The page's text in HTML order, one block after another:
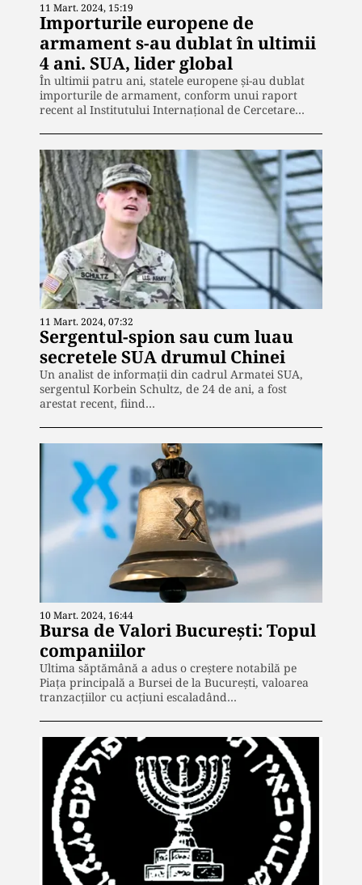
11 Mart. 2024, 15:19
Importurile europene de
armament s-au dublat în ultimii
4 ani. SUA, lider global
În ultimii patru ani, statele europene și-au dublat
importurile de armament, conform unui raport
recent al Institutului Internațional de Cercetare…
11 Mart. 2024, 07:32
Sergentul-spion sau cum luau
secretele SUA drumul Chinei
Un analist de informații din cadrul Armatei SUA,
sergentul Korbein Schultz, de 24 de ani, a fost
arestat recent, fiind…
10 Mart. 2024, 16:44
Bursa de Valori București: Topul
companiilor
Ultima săptămână a adus o creștere notabilă pe
Piața principală a Bursei de la București, valoarea
tranzacțiilor cu acțiuni escaladând…